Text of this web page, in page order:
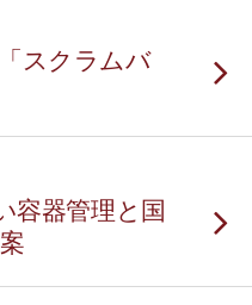
スクラムバ
容器管理と国